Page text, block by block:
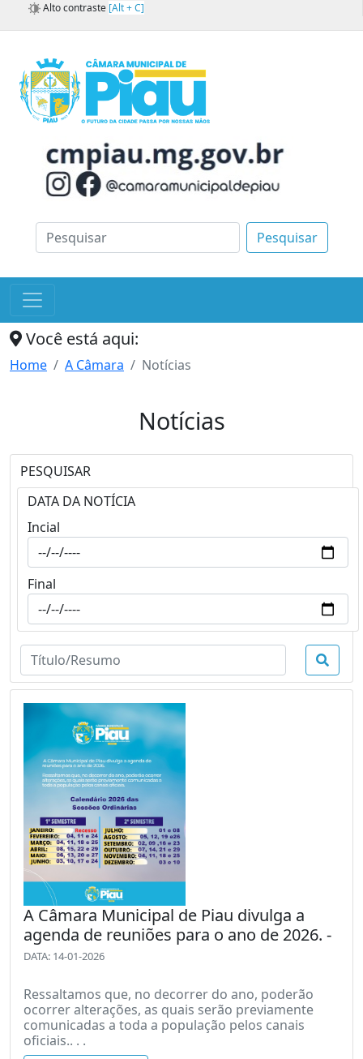
Alto contraste [Alt + C]
Pesquisar
Você está aqui:
Home A Câmara Notícias
Notícias
PESQUISAR
DATA DA NOTÍCIA
Incial
Final
A Câmara Municipal de Piau divulga a
agenda de reuniões para o ano de 2026. -
DATA: 14-01-2026
Ressaltamos que, no decorrer do ano, poderão
ocorrer alterações, as quais serão previamente
comunicadas a toda a população pelos canais
oficiais.. . .